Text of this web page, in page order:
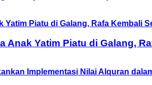
Anak Yatim Piatu di Galang,